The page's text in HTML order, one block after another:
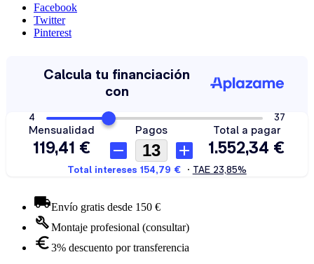
Facebook
Twitter
Pinterest
Envío gratis desde 150 €
Montaje profesional (consultar)
3% descuento por transferencia